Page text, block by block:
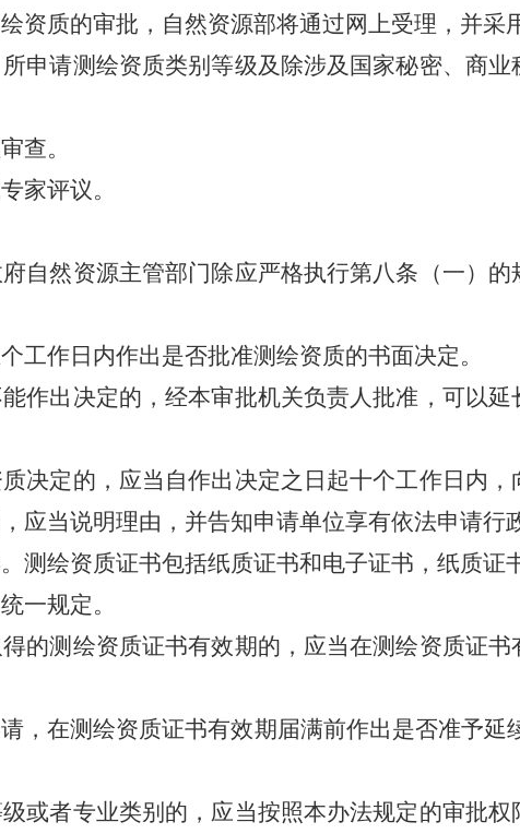
质的审批，自然资源部将通过网上受理，并采
请测绘资质类别等级及除涉及国家秘密、商业
查。
家评议。
然资源主管部门除应严格执行第八条（一）的
作日内作出是否批准测绘资质的书面决定。
出决定的，经本审批机关负责人批准，可以延
定的，应当自作出决定之日起十个工作日内，
应当说明理由，并告知申请单位享有依法申请行
绘资质证书包括纸质证书和电子证书，纸质证
一规定。
测绘资质证书有效期的，应当在测绘资质证书
在测绘资质证书有效期届满前作出是否准予延
者专业类别的，应当按照本办法规定的审批权